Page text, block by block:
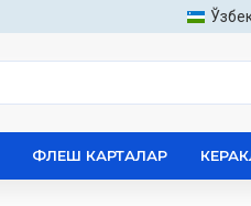
ФЛЕШ КАРТАЛАР